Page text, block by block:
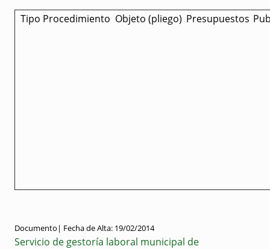
Tipo Procedimiento Objeto (pliego) Presupuestos
Documento| Fecha de Alta: 19/02/2014
Servicio de gestoría laboral municipal de